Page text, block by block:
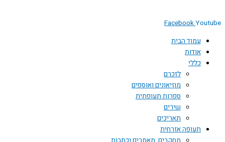
Facebook
עמוד הבית
אודות
כללי
לזכרם
מוזיאונים ואוספים
ספרות תעופתית
שירים
תאריכים
תעופה אזרחית